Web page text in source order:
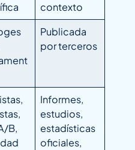
contexto
Publicada
por terceros
B,
Informes,
estudios,
estadísticas
oficiales,